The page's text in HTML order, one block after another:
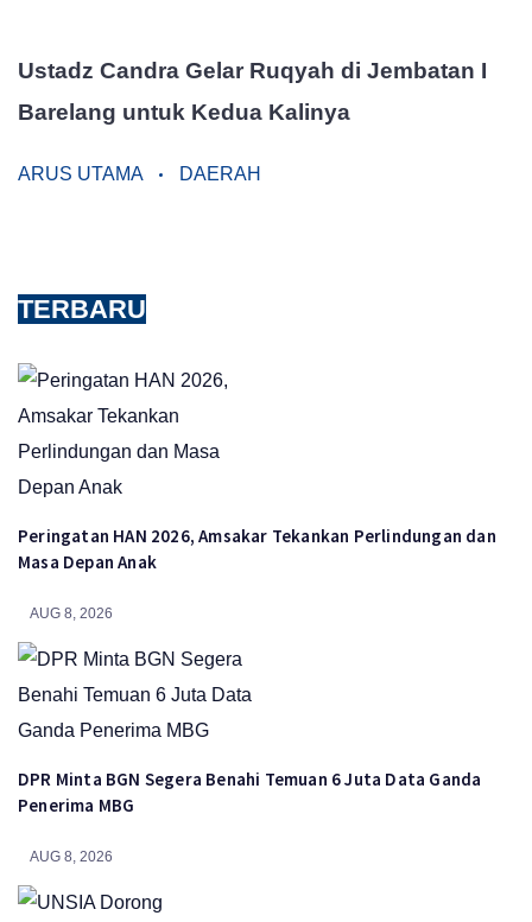
Ustadz Candra Gelar Ruqyah di Jembatan I
Barelang untuk Kedua Kalinya
ARUS UTAMA DAERAH
TERBARU
Peringatan HAN 2026, Amsakar Tekankan Perlindungan dan
Masa Depan Anak
AUG 8, 2026
DPR Minta BGN Segera Benahi Temuan 6 Juta Data Ganda
Penerima MBG
AUG 8, 2026